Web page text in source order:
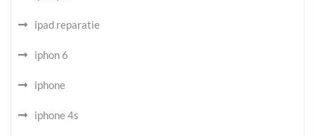
ipad reparatie
iphon 6
iphone
iphone 4s